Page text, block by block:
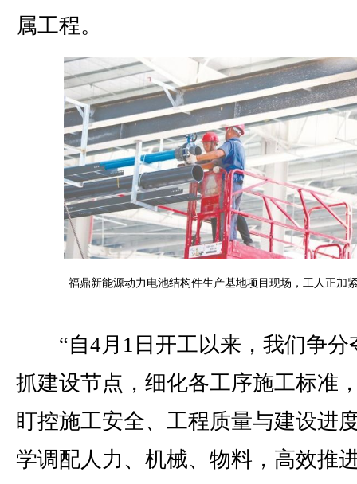
属工程。
福鼎新能源动力电池结构件生产基地项目现场，工人正加
“自4月1日开工以来，我们争分
抓建设节点，细化各工序施工标准
盯控施工安全、工程质量与建设进
学调配人力、机械、物料，高效推